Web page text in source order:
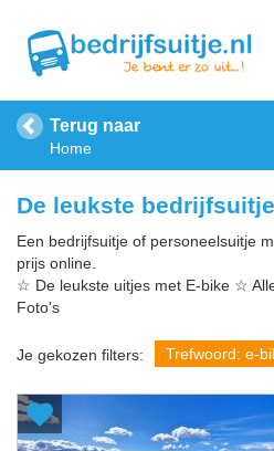
Terug naar
Home
De leukste
Een bedrijfsuitje of personeelsuitje
prijs online.
☆ De leukste uitjes met E-bike ☆
Foto's
Je gekozen filters: Trefwoord: e-